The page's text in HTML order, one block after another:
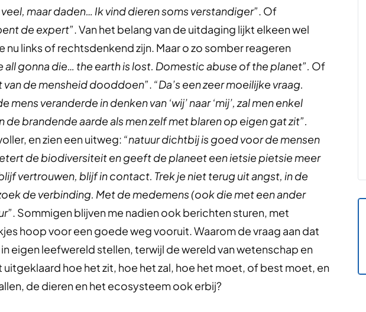
maar daden… Ik vind dieren soms verstandiger” . Of
de expert” . Van het belang van de uitdaging lijkt elkeen wel
links of rechtsdenkend zijn. Maar o zo somber reageren
all gonna die… the earth is lost. Domestic abuse of the planet”. Of
van de mensheid dooddoen” “Da’s een zeer moeilijke vraag.
mens veranderde in denken van ‘wij’ naar ‘mij’, zal men enkel
de brandende aarde als men zelf met blaren op eigen gat zit”.
en zien een uitweg: “natuur dichtbij is goed voor de mensen
de biodiversiteit en geeft de planeet een ietsie pietsie meer
vertrouwen, blijf in contact. Trek je niet terug uit angst, in de
de verbinding. Met de medemens (ook die met een ander
. Sommigen blijven me nadien ook berichten sturen, met
hoop voor een goede weg vooruit. Waarom de vraag aan dat
eigen leefwereld stellen, terwijl de wereld van wetenschap en
uitgeklaard hoe het zit, hoe het zal, hoe het moet, of best moet, en
de dieren en het ecosysteem ook erbij?